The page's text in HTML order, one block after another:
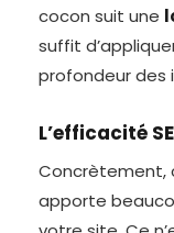
cocon suit une
suffit
profondeur des
L’efficacité
Concrètement,
apporte